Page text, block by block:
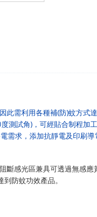
此需利用各種補(防)蚊方式
測試角)，可經貼合制程
需求，添加抗靜電及印刷導
斷感光區兼具可透過無感
防蚊功效產品。